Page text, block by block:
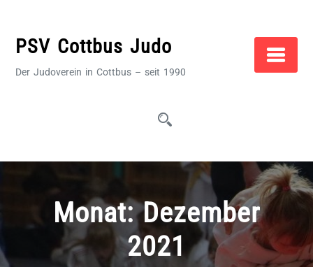
springenPSV Cottbus Judo
Der Judoverein in Cottbus – seit 1990
Monat:Dezember
2021